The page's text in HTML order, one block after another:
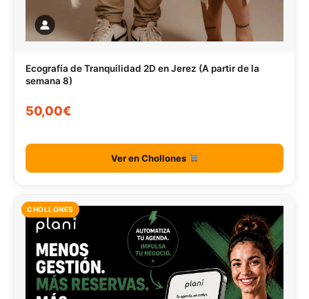
Ecografía de Tranquilidad 2D en Jerez (A partir de la
semana 8)
50,00€
Ver en Chollones
CHOLLONES